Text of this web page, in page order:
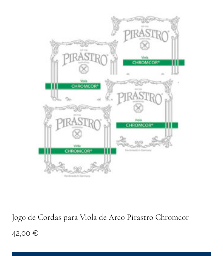
Jogo de Cordas para Viola de Arco Pirastro Chromcor
42,00 €